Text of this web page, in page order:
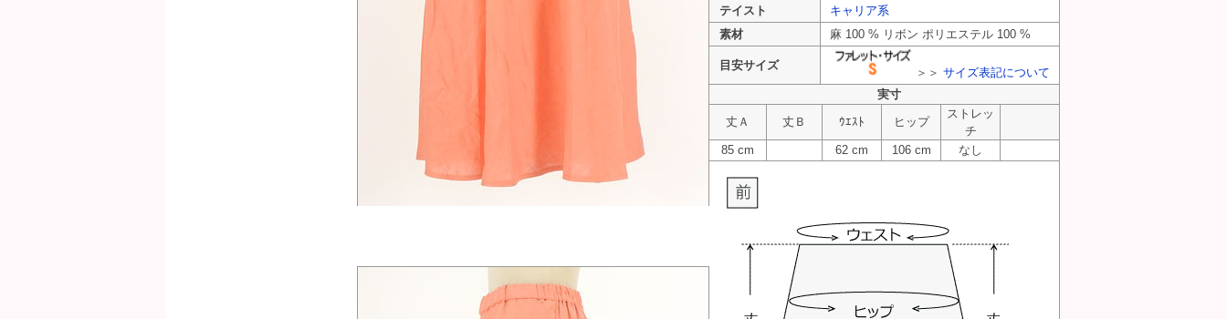
テイスト
キャリア系
素材
麻 100 % リボン ポリエステル 100 %
目安サイズ
＞＞ サイズ表記について
実寸
丈Ａ
丈Ｂ ｳｴｽﾄ ヒップ
ストレッ
チ
85 cm
62 cm 106 cm なし